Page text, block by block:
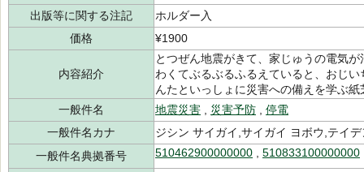
出版等に関する注記
ホルダー入
価格
¥1900
内容紹介
とつぜん地震がきて、家じゅうの電気
わくてぶるぶるふるえていると、おじ
んたといっしょに災害への備えを学ぶ紙
一般件名
地震災害 災害予防
停電
一般件名カナ
ジシン サイガイ,サイガイ ヨボウ,テイデ
一般件名典拠番号
510462900000000 510833100000000